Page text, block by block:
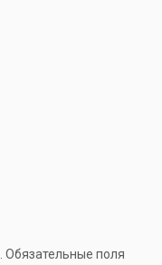
Обязательные поля